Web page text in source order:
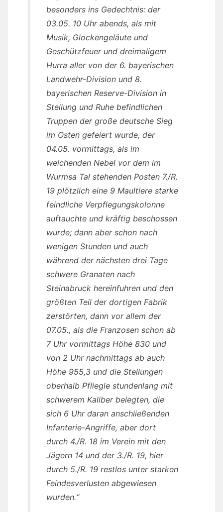
besonders ins Gedechtnis: der
03.05. 10 Uhr abends, als mit
Musik, Glockengeläute und
Geschützfeuer und dreimaligem
Hurra aller von der 6. bayerischen
Landwehr-Division und 8.
bayerischen Reserve-Division in
Stellung und Ruhe befindlichen
Truppen der große deutsche Sieg
im Osten gefeiert wurde, der
04.05. vormittags, als im
weichenden Nebel vor dem im
Wurmsa Tal stehenden Posten 7./R.
19 plötzlich eine 9 Maultiere starke
feindliche Verpflegungskolonne
auftauchte und kräftig beschossen
wurde; dann aber schon nach
wenigen Stunden und auch
während der nächsten drei Tage
schwere Granaten nach
Steinabruck hereinfuhren und den
größten Teil der dortigen Fabrik
zerstörten, dann vor allem der
07.05., als die Franzosen schon ab
7 Uhr vormittags Höhe 830 und
von 2 Uhr nachmittags ab auch
Höhe 955,3 und die Stellungen
oberhalb Pfliegle stundenlang mit
schwerem Kaliber belegten, die
sich 6 Uhr daran anschließenden
Infanterie-Angriffe, aber dort
durch 4./R. 18 im Verein mit den
Jägern 14 und der 3./R. 19, hier
durch 5./R. 19 restlos unter starken
Feindesverlusten abgewiesen
wurden.“